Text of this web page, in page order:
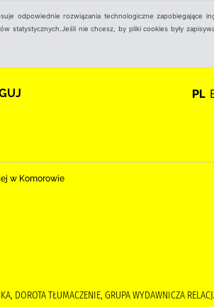
odpowiednie rozwiązania technologiczne zapobiegające
statystycznych.Jeśli nie chcesz, by pliki cookies były
PL
w Komorowie
DOROTA TŁUMACZENIE, GRUPA WYDAWNICZA